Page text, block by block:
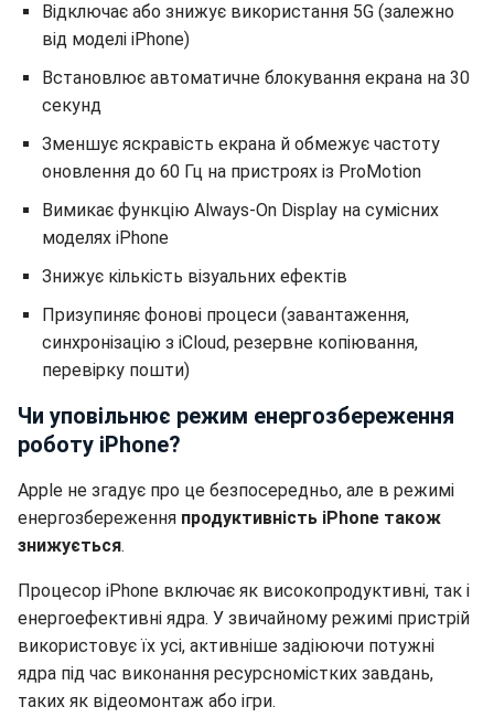
Відключає або знижує використання 5G (залежно
від моделі iPhone)
Встановлює автоматичне блокування екрана на 30
секунд
Зменшує яскравість екрана й обмежує частоту
оновлення до 60 Гц на пристроях із ProMotion
Вимикає функцію Always-On Display на сумісних
моделях iPhone
Знижує кількість візуальних ефектів
Призупиняє фонові процеси (завантаження,
синхронізацію з iCloud, резервне копіювання,
перевірку пошти)
Чи уповільнює режим енергозбереження
роботу iPhone?
Apple не згадує про це безпосередньо, але в режимі
енергозбереження продуктивність iPhone також
знижується.
Процесор iPhone включає як високопродуктивні, так і
енергоефективні ядра. У звичайному режимі пристрій
використовує їх усі, активніше задіюючи потужні
ядра під час виконання ресурсномістких завдань,
таких як відеомонтаж або ігри.